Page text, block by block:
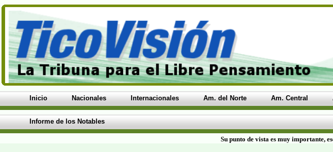
Inicio Nacionales Internacionales Am. del Norte Am. Central
Informe de los Notables
Su punto de vista es muy importante,